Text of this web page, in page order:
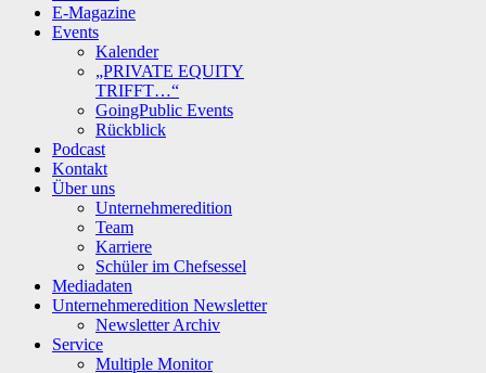
E-Magazine
Events
Kalender
„PRIVATE EQUITY
TRIFFT…“
GoingPublic Events
Rückblick
Podcast
Kontakt
Über uns
Unternehmeredition
Team
Karriere
Schüler im Chefsessel
Mediadaten
Unternehmeredition Newsletter
Newsletter Archiv
Service
Multiple Monitor